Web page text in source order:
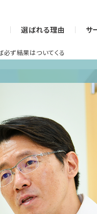
選ばれる理由 サ
必ず結果はついてくる